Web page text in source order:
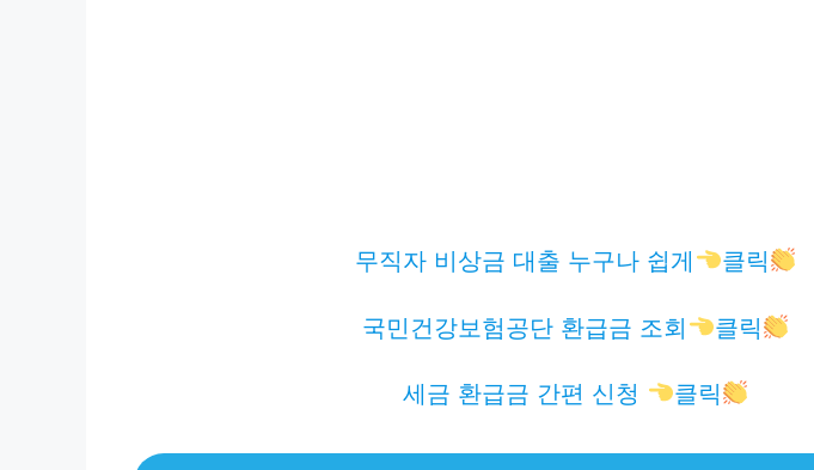
무직자 비상금 대출 누구나 쉽게 클릭
국민건강보험공단 환급금 조회 클릭
세금 환급금 간편 신청 클릭